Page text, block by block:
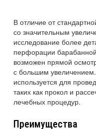
В отличие от
со значительным
исследование более
перфорации
возможен прямой
с большим
используется для
таких как прокол и
лечебных процедур.
Преимущества